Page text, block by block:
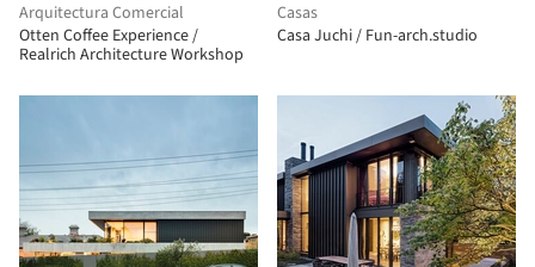
Arquitectura Comercial
Otten Coffee Experience /
Realrich Architecture Workshop
Casas
Casa Juchi / Fun-arch.studio